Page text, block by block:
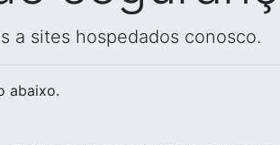
a sites hospedados conosco.
abaixo.